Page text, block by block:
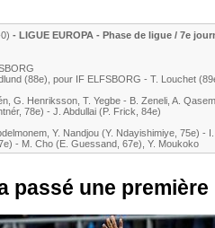
- LIGUE EUROPA - Phase de ligue / 7e
(88e) , pour IF ELFSBORG - T. Louchet
G. Henriksson T. Yegbe - B. Zeneli A. Qasem
78e) - J. Abdullai (P. Frick, 84e)
Y. Nandjou (Y. Ndayishimiye , 75e) -
- M. Cho (E. Guessand , 67e) Y. Moukoko
passé une